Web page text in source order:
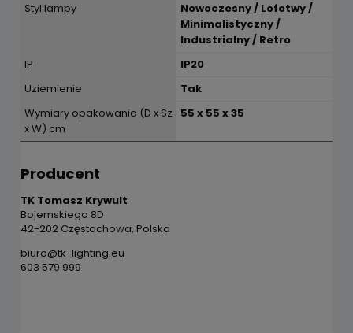
Styl lampy
Nowoczesny / Lofotwy /
Minimalistyczny /
Industrialny / Retro
IP
IP20
Uziemienie
Tak
Wymiary opakowania (D x Sz
x W) cm
55 x 55 x 35
Producent
TK Tomasz Krywult
Bojemskiego 8D
42-202 Częstochowa, Polska
biuro@tk-lighting.eu
603 579 999